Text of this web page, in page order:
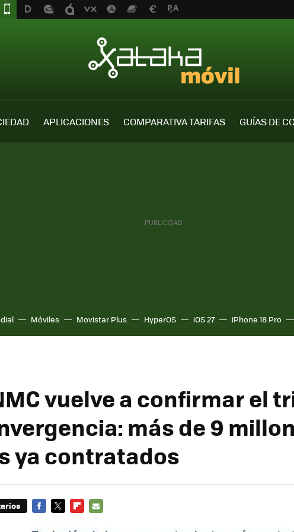
APLICACIONES COMPARATIVA TARIFAS
GUÍAS DE
Móviles Movistar Plus HyperOS iOS 27 iPhone 18 Pro
vuelve a confirmar el
más de 9
ya contratados